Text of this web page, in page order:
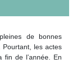
de bonnes
Pourtant, les actes
fin de l’année. En